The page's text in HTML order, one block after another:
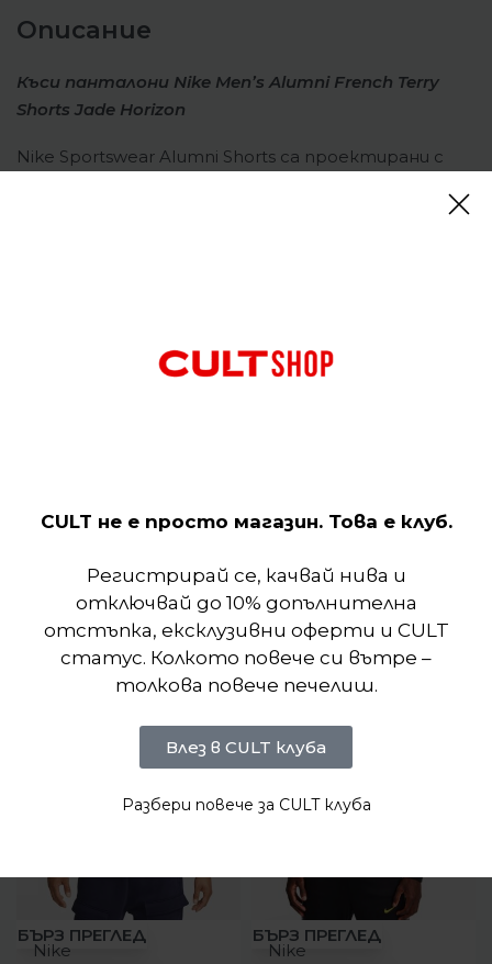
Описание
Къси панталони Nike Men’s Alumni French Terry
Shorts Jade Horizon
Nike Sportswear Alumni Shorts са проектирани с
подгъва за свободен вид. Изработени са от супер
шнурче за комфорт.
Отзиви (0)
Подобни продукти
-40%
БЪРЗ ПРЕГЛЕД
Nike
-30%
БЪРЗ ПРЕГЛЕД
Nike
CULT не е просто магазин. Това е клуб.
Регистрирай се, качвай нива и
отключвай до 10% допълнителна
отстъпка, ексклузивни оферти и CULT
статус. Колкото повече си вътре –
толкова повече печелиш.
Влез в CULT клуба
Разбери повече за CULT клуба